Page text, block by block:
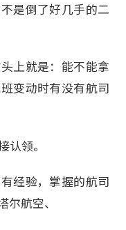
是倒了好几手的二
上就是：能不能拿
变动时有没有航司
认领。
经验，掌握的航司
航空、